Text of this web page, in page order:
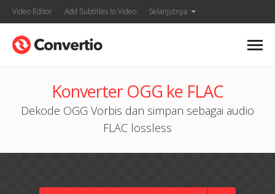
Video Editor Add Subtitles to Video Selanjutnya
Konverter OGG ke FLAC
Dekode OGG Vorbis dan simpan sebagai audio
FLAC lossless